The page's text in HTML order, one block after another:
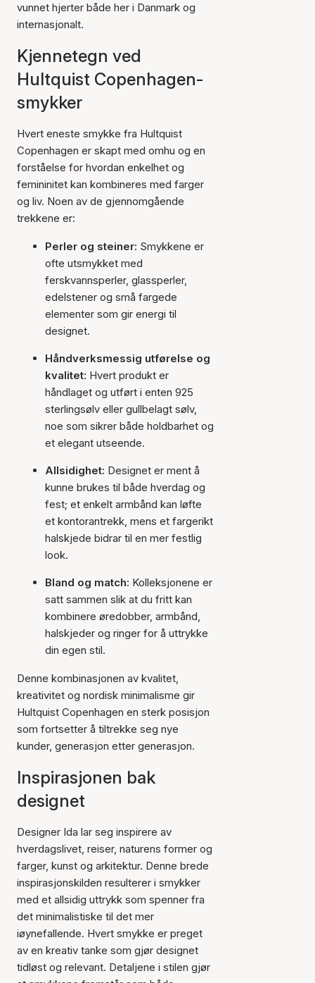
vunnet hjerter både her i Danmark og
internasjonalt.
Kjennetegn ved
Hultquist Copenhagen-
smykker
Hvert eneste smykke fra Hultquist
Copenhagen er skapt med omhu og en
forståelse for hvordan enkelhet og
femininitet kan kombineres med farger
og liv. Noen av de gjennomgående
trekkene er:
Perler og steiner: Smykkene er
ofte utsmykket med
ferskvannsperler, glassperler,
edelstener og små fargede
elementer som gir energi til
designet.
Håndverksmessig utførelse og
kvalitet: Hvert produkt er
håndlaget og utført i enten 925
sterlingsølv eller gullbelagt sølv,
noe som sikrer både holdbarhet og
et elegant utseende.
Allsidighet: Designet er ment å
kunne brukes til både hverdag og
fest; et enkelt armbånd kan løfte
et kontorantrekk, mens et fargerikt
halskjede bidrar til en mer festlig
look.
Bland og match: Kolleksjonene er
satt sammen slik at du fritt kan
kombinere øredobber, armbånd,
halskjeder og ringer for å uttrykke
din egen stil.
Denne kombinasjonen av kvalitet,
kreativitet og nordisk minimalisme gir
Hultquist Copenhagen en sterk posisjon
som fortsetter å tiltrekke seg nye
kunder, generasjon etter generasjon.
Inspirasjonen bak
designet
Designer Ida lar seg inspirere av
hverdagslivet, reiser, naturens former og
farger, kunst og arkitektur. Denne brede
inspirasjonskilden resulterer i smykker
med et allsidig uttrykk som spenner fra
det minimalistiske til det mer
iøynefallende. Hvert smykke er preget
av en kreativ tanke som gjør designet
tidløst og relevant. Detaljene i stilen gjør